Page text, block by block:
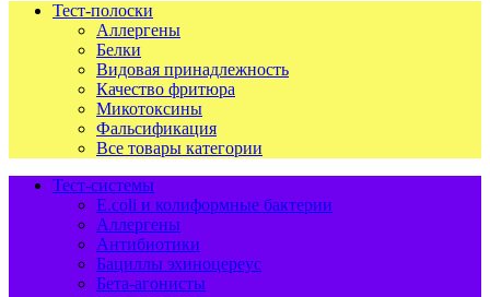
Тест-полоски
Аллергены
Белки
Видовая принадлежность
Качество фритюра
Микотоксины
Фальсификация
Все товары категории
Тест-системы
E.coli и колиформные бактерии
Аллергены
Антибиотики
Бациллы эхиноцереус
Бета-агонисты